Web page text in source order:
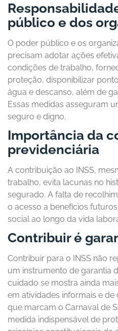
público e dos
O poder público e os
precisam adotar ações
condições de trabalho,
proteção, disponibilizar
água e descanso, além de
Essas medidas asseguram
seguro e digno.
Importância da
previdenciária
A contribuição ao INSS,
trabalho, evita lacunas no
segurado. A falta de
o acesso a benefícios
social ao longo da vida
Contribuir é
Contribuir para o INSS não
um instrumento de garantia
cuidado se mostra ainda
em atividades informais e
que marcam o Carnaval de
medida indispensável de